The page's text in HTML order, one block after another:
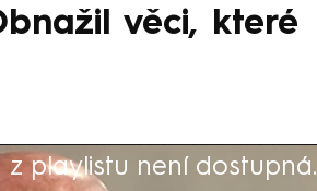
věci, které
playlistu není dostupná.